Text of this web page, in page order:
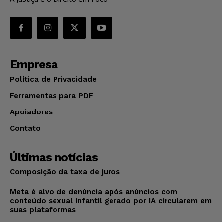
Empresa
Política de Privacidade
Ferramentas para PDF
Apoiadores
Contato
Últimas notícias
Composição da taxa de juros
Meta é alvo de denúncia após anúncios com
conteúdo sexual infantil gerado por IA circularem em
suas plataformas